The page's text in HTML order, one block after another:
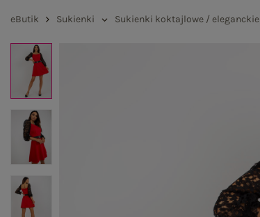
eButik Sukienki Sukienki koktajlowe / eleganckie